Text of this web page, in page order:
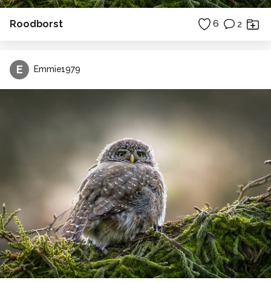
Roodborst 6 2
E Emmie1979